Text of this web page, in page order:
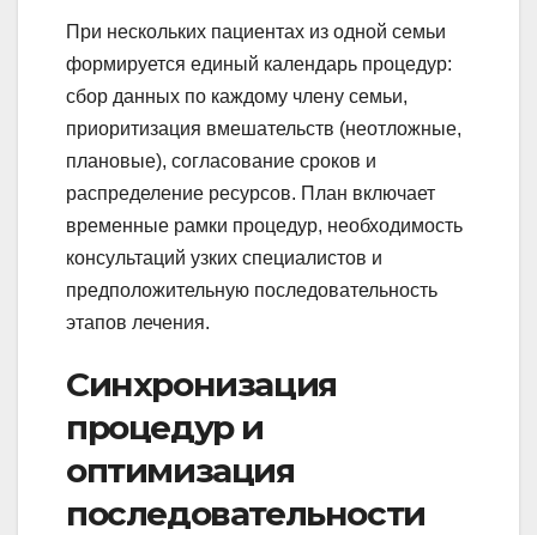
При нескольких пациентах из одной семьи
формируется единый календарь процедур:
сбор данных по каждому члену семьи,
приоритизация вмешательств (неотложные,
плановые), согласование сроков и
распределение ресурсов. План включает
временные рамки процедур, необходимость
консультаций узких специалистов и
предположительную последовательность
этапов лечения.
Синхронизация
процедур и
оптимизация
последовательности